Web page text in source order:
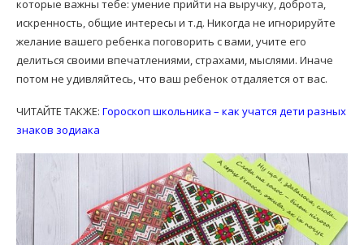
которые важны тебе: умение прийти на выручку, доброта,
искренность, общие интересы и т.д. Никогда не игнорируйте
желание вашего ребенка поговорить с вами, учите его
делиться своими впечатлениями, страхами, мыслями. Иначе
потом не удивляйтесь, что ваш ребенок отдаляется от вас.
ЧИТАЙТЕ ТАКЖЕ: Гороскоп школьника – как учатся дети разных
знаков зодиака